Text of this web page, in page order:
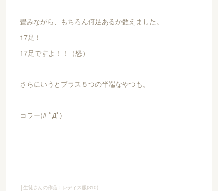
畳みながら、もちろん何足あるか数えました。
17足！
17足ですよ！！（怒）
さらにいうとプラス５つの半端なやつも。
コラー(# ﾟДﾟ)
├生徒さんの作品：レディス服(310)